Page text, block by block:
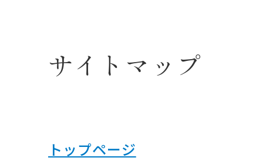
サイトマップ
トップページ